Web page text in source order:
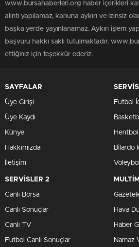
www.bursahaberleri.org haber içerikleri
alıntı yapılamaz, kanuna aykırı ve izinsiz
başka yerde yayınlanamaz. Aykırı işlem
başvuru hakkı saklı tutulmaktadır.
ettiğiniz için teşekkür ederiz.
SAYFALAR
Üye Girişi
Üye Kaydı
Künye
Hakkımızda
İletişim
Futbol
Hentbol
Bilardo
SERVİSLER 2
Canlı Borsa
Canlı Sonuçlar
Canlı TV
Futbol Canlı Sonuçlar
Hava
Haber
Namaz